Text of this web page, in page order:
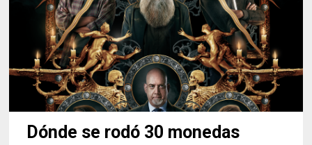
Dónde se rodó 30 monedas